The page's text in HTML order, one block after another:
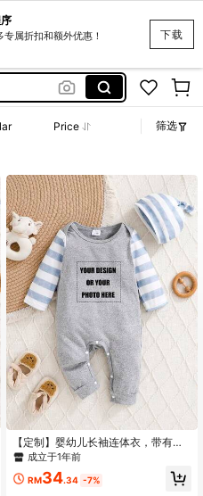
下载
属折扣和额外优惠！
Price 筛选
【定制】婴幼儿长袖连体衣，带有帽
子，支持定制个性化图案，秋冬新款
面料，易护理，适合新手父母，送宝
成立于1年前
RM34.34 -7%